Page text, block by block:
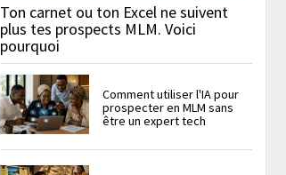
Ton carnet ou ton Excel ne suivent
plus tes prospects MLM. Voici
pourquoi
Comment utiliser l'IA pour
prospecter en MLM sans
être un expert tech